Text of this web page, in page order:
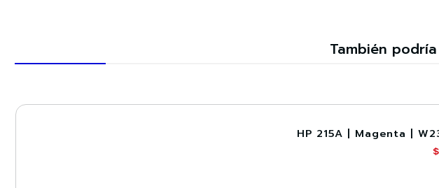
También
HP 215A | Magenta |